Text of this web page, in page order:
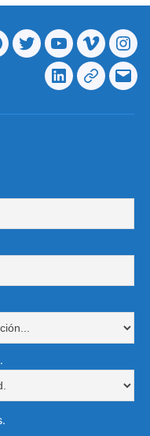
TwitterYoutubeVimeo
LinkedinTelegram